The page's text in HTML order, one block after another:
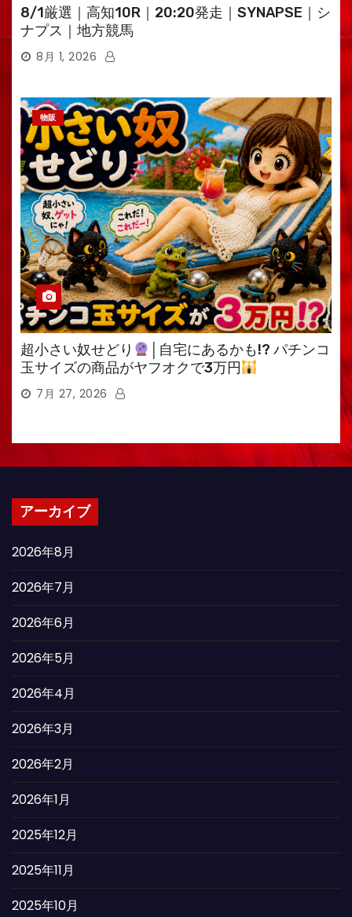
8/1厳選｜高知10R｜20:20発走｜SYNAPSE｜シ
ナプス｜地方競馬
8月 1, 2026
物販
超小さい奴せどり
│自宅にあるかも!? パチンコ
玉サイズの商品がヤフオクで3万円
7月 27, 2026
アーカイブ
2026年8月
2026年7月
2026年6月
2026年5月
2026年4月
2026年3月
2026年2月
2026年1月
2025年12月
2025年11月
2025年10月